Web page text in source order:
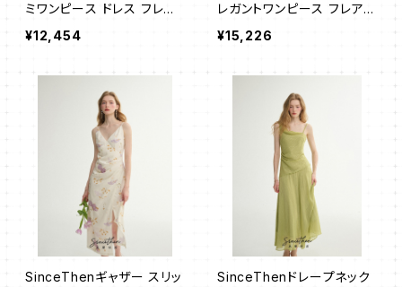
ミワンピース ドレス フレア
ロング
¥12,454
レガントワンピース フレア
ロング
¥15,226
SinceThenギャザー スリッ
SinceThenドレープネック